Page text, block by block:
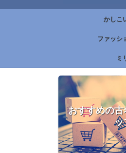
かしこ
ファッシ
ミ
おすすめの
ッ